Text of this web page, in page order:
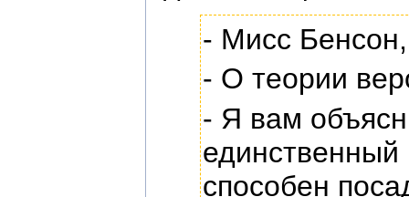
- Мисс
- О теории
- Я вам
единственный
способен